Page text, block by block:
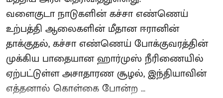
வளைகுடா நாடுகளின் கச்சா எண்ணெய்
உற்பத்தி ஆலைகளின் மீதான ஈரானின்
தாக்குதல், கச்சா எண்ணெய் போக்குவரத்தின்
முக்கிய பாதையான ஹார்முஸ் நீரிணையில்
ஏற்பட்டுள்ள அசாதாரண சூழல், இந்தியாவின்
எத்தனால் கொள்கை போன்ற ...